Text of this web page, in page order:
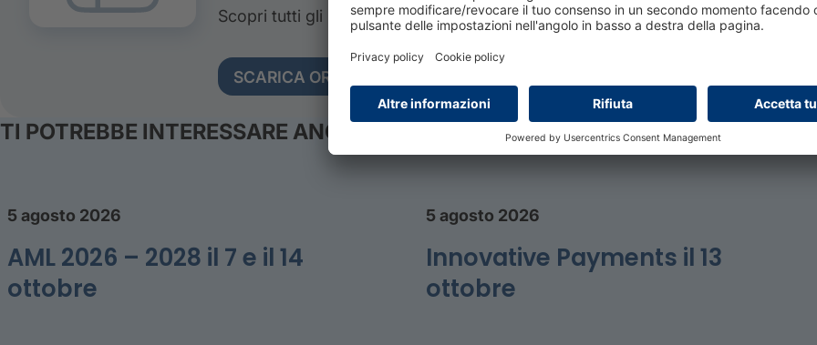
Scopri tutti gli interventi, gli orari e i contenuti previsti durante l’evento.
SCARICA ORA
TI POTREBBE INTERESSARE ANCHE
5 agosto 2026
AML 2026 – 2028 il 7 e il 14
ottobre
5 agosto 2026
Innovative Payments il 13
ottobre